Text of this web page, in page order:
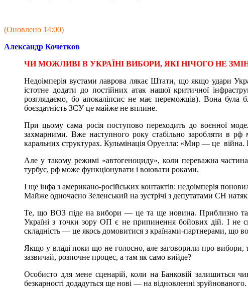
(Оновлено 14:00)
Александр Кочетков
ЧИ МОЖЛИВІ В УКРАЇНІ ВИБОРИ, ЯКІ НІЧОГО НЕ
Недоімперія вустами лаврова лякає Штати, що якщо удари
істотне додати до постійних атак нашої критичної
розглядаємо, бо апокаліпсис не має переможців). Вона була
боєздатність ЗСУ це майже не вплине.
При цьому сама росія поступово переходить до воєнної
захмарними. Вже наступного року стабільно заробляти в рф
каральних структурах. Кульмінація Оруелла: «Мир — це
Але у такому режимі «автогеноциду», коли переважна
турбує, рф може функціонувати і воювати роками.
І ще інфа з американо-російських контактів: недоімперія
Майже одночасно Зеленський на зустрічі з депутатами СН
Те, що ВОЗ піде на вибори — це та ще новина. Приблизно
Україні з точки зору ОП є не припинення бойових дій. І не
складність — це якось домовитися з країнами-партнерами, що
Якщо у владі поки що не голосно, але заговорили про вибори,
зазвичай, розпочне процес, а там як само вийде?
Особисто для мене сценарій, коли на Банковій залишиться
безкарності додадуться ще нові — на відновленні